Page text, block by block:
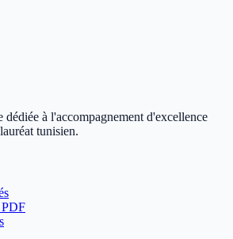
à l'accompagnement d'excellence
tunisien.
PDF